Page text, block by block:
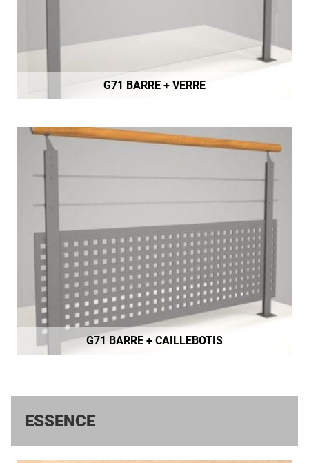
G71 BARRE + VERRE
G71 BARRE + CAILLEBOTIS
ESSENCE